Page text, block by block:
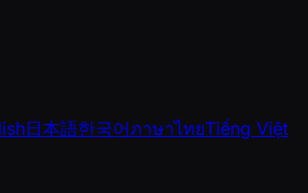
日本語한국어ภาษาไทยTiếng Việt